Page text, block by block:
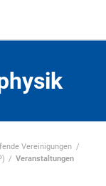
Vereinigungen
Veranstaltungen